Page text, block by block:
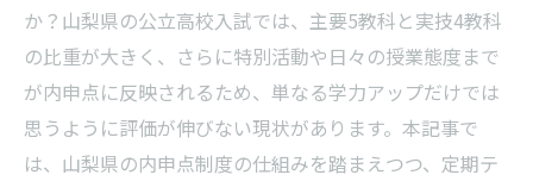
か？山梨県の公立高校入試では、主要5教科と実技4教科
の比重が大きく、さらに特別活動や日々の授業態度まで
が内申点に反映されるため、単なる学力アップだけでは
思うように評価が伸びない現状があります。本記事で
は、山梨県の内申点制度の仕組みを踏まえつつ、定期テ